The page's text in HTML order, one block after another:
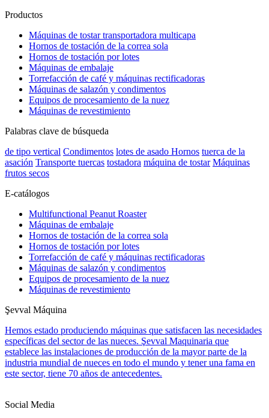
Productos
Máquinas de tostar transportadora multicapa
Hornos de tostación de la correa sola
Hornos de tostación por lotes
Máquinas de embalaje
Torrefacción de café y máquinas rectificadoras
Máquinas de salazón y condimentos
Equipos de procesamiento de la nuez
Máquinas de revestimiento
Palabras clave de búsqueda
de tipo vertical Condimentos lotes de asado Hornos tuerca de la
asación Transporte tuercas tostadora máquina de tostar Máquinas
frutos secos
E-catálogos
Multifunctional Peanut Roaster
Máquinas de embalaje
Hornos de tostación de la correa sola
Hornos de tostación por lotes
Torrefacción de café y máquinas rectificadoras
Máquinas de salazón y condimentos
Equipos de procesamiento de la nuez
Máquinas de revestimiento
Şevval Máquina
Hemos estado produciendo máquinas que satisfacen las necesidades
específicas del sector de las nueces. Şevval Maquinaria que
establece las instalaciones de producción de la mayor parte de la
industria mundial de nueces en todo el mundo y tener una fama en
este sector, tiene 70 años de antecedentes.
Social Media